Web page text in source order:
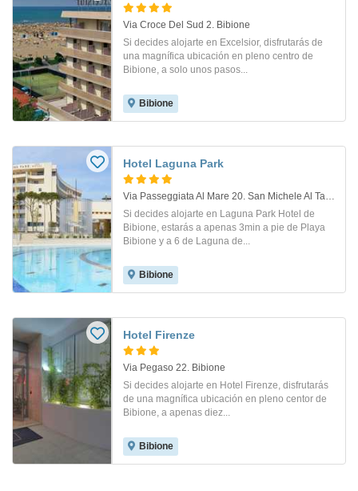
Via Croce Del Sud 2. Bibione
Si decides alojarte en Excelsior, disfrutarás de
una magnífica ubicación en pleno centro de
Bibione, a solo unos pasos...
Bibione
Hotel Laguna Park
Via Passeggiata Al Mare 20. San Michele Al Tagliament
Si decides alojarte en Laguna Park Hotel de
Bibione, estarás a apenas 3min a pie de Playa
Bibione y a 6 de Laguna de...
Bibione
Hotel Firenze
Via Pegaso 22. Bibione
Si decides alojarte en Hotel Firenze, disfrutarás
de una magnífica ubicación en pleno centor de
Bibione, a apenas diez...
Bibione